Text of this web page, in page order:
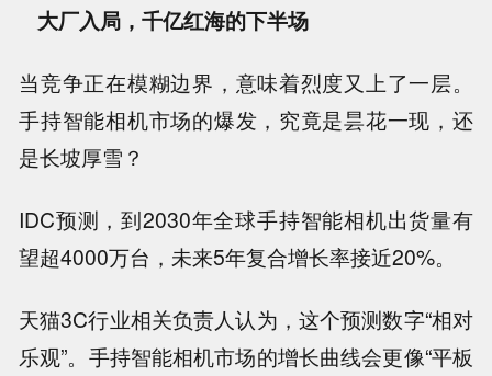
大厂入局，千亿红海的下半场
当竞争正在模糊边界，意味着烈度又上了一层。
手持智能相机市场的爆发，究竟是昙花一现，还
是长坡厚雪？
IDC预测，到2030年全球手持智能相机出货量有
望超4000万台，未来5年复合增长率接近20%。
天猫3C行业相关负责人认为，这个预测数字“相对
乐观”。手持智能相机市场的增长曲线会更像“平板